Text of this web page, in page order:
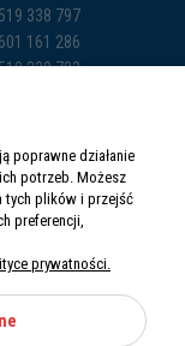
338 797
161 286
338 793
poprawne działanie
potrzeb. Możesz
tych plików i przejść
preferencji,
prywatności.